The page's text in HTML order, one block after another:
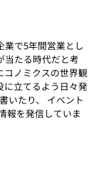
業で5年間営業とし
当たる時代だと考
コノミクスの世界観
に立てるよう日々発
いたり、 イベント
報を発信していま